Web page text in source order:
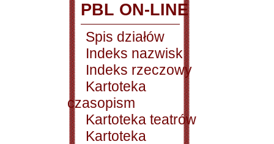
PBL ON-LINE
Spis działów
Indeks nazwisk
Indeks rzeczowy
Kartoteka
czasopism
Kartoteka teatrów
Kartoteka